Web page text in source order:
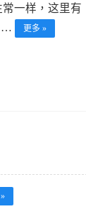
常一样，这里有
… 更多 »